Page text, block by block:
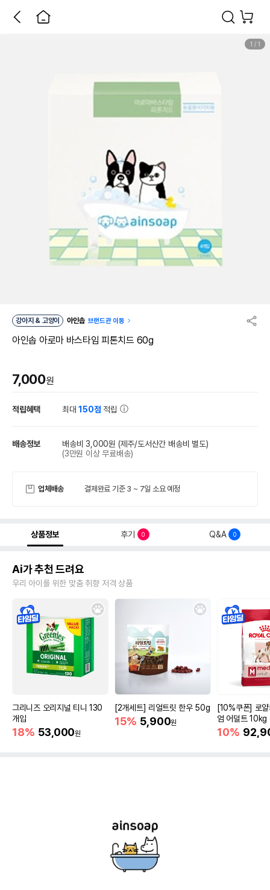
1 / 1
강아지 & 고양이 아인솝 브랜드관 이동
아인솝 아로마 바스타임 피톤치드 60g
7,000원
적립혜택 최대150점 적립
배송정보 배송비 3,000원 (제주/도서산간 배송비 별도)
(3만원 이상 무료배송)
업체배송 결제완료 기준 3 ~ 7일 소요 예정
상품정보 후기 0 Q&A 0
Ai가 추천 드려요
우리 아이를 위한 맞춤 취향 저격 상품
그리니즈 오리지널 티니 130
개입
18% 53,000원
[2개세트] 리얼트릿 한우 50g
15% 5,900원
[10%쿠폰] 로
엄 어덜트 10kg
증진
10%